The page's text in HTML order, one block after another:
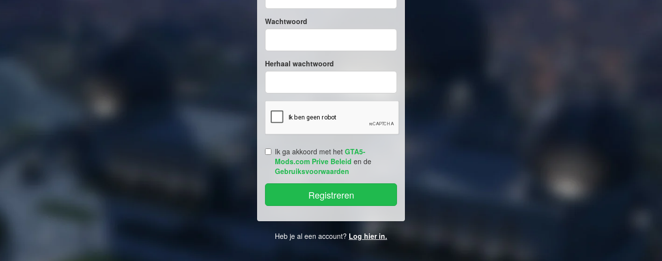
Wachtwoord
Herhaal wachtwoord
Ik ga akkoord met het GTA5-
Mods.com Prive Beleid en de
Gebruiksvoorwaarden
Heb je al een account? Log hier in.